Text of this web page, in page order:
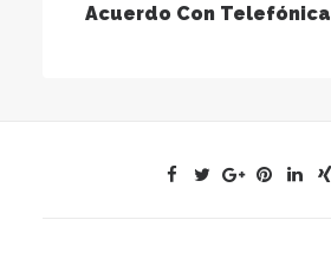
Acuerdo Con Telefónica